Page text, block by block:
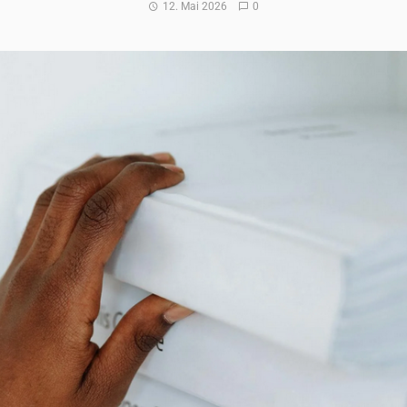
12. Mai 2026 0